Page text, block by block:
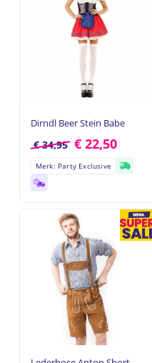
Dirndl Beer Stein Babe
€34,95 € 22,50
Merk: Party Exclusive